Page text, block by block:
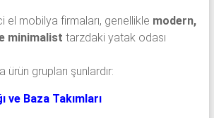
el mobilya firmaları, genellikle modern,
minimalist tarzdaki yatak odası
ürün grupları şunlardır:
ve Baza Takımları